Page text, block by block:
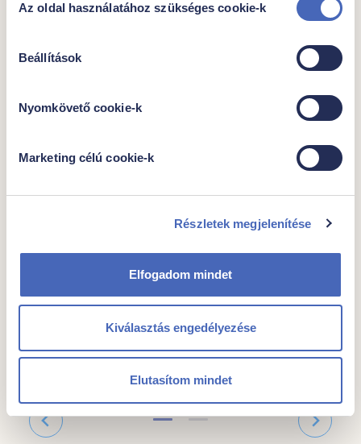
kiválasztása
Az oldal használatához szükséges cookie-k
Beállítások
Nyomkövető cookie-k
Marketing célú cookie-k
Részletek megjelenítése
Elfogadom mindet
Kiválasztás engedélyezése
Elutasítom mindet
csíkok
Egységár
Csomagban
1899 Ft
Kocsiba